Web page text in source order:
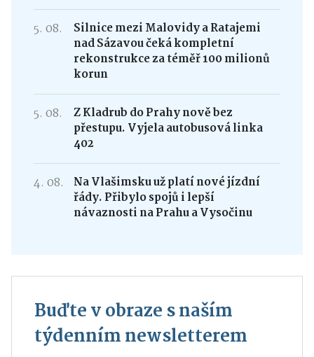
5. 08.
Silnice mezi Malovidy a Ratajemi
nad Sázavou čeká kompletní
rekonstrukce za téměř 100 milionů
korun
5. 08.
Z Kladrub do Prahy nově bez
přestupu. Vyjela autobusová linka
402
4. 08.
Na Vlašimsku už platí nové jízdní
řády. Přibylo spojů i lepší
návaznosti na Prahu a Vysočinu
Buďte v obraze s naším
týdenním newsletterem